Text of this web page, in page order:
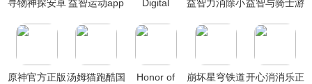
寻物神探安卓 益智运动app
Digital
数字谜局游
益智力消除小益智与骑士游
原神官方正版汤姆猫跑酷国
Honor of
崩坏星穹铁道开心消消乐正